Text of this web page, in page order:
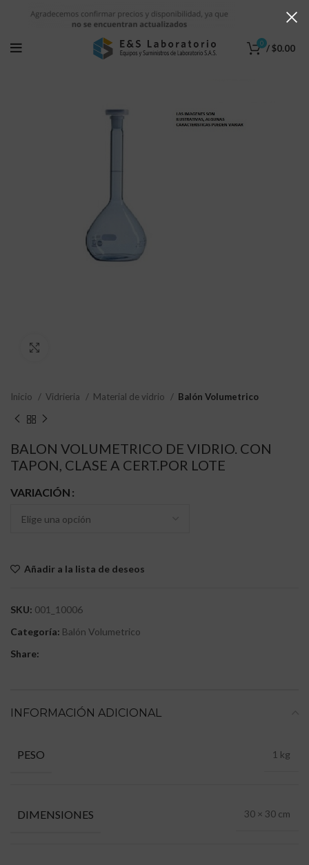
0 /$0.00
Inicio Vidrieria Material de vidrio Balón Volumetrico
BALON VOLUMETRICO DE VIDRIO. CON
TAPON, CLASE A CERT.POR LOTE
VARIACIÓN
Añadir a la lista de deseos
SKU: 001_10006
Categoría: Balón Volumetrico
Share:
INFORMACIÓN ADICIONAL
PESO 1 kg
DIMENSIONES 30 × 30 cm